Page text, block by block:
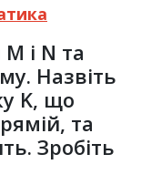
і N та
Назвіть
K, що
та
Зробіть